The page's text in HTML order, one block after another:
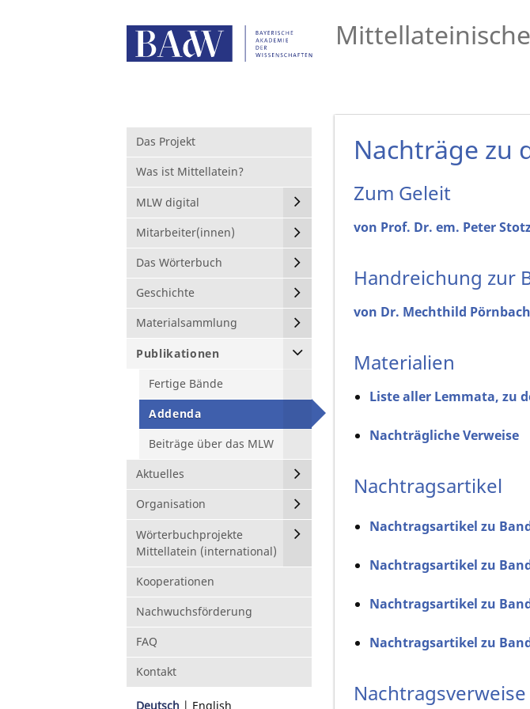
Das Projekt
Was ist Mittellatein?
MLW digital
Mitarbeiter(innen)
Das Wörterbuch
Geschichte
Materialsammlung
Publikationen
Fertige Bände
Addenda
Beiträge über das MLW
Aktuelles
Organisation
Wörterbuchprojekte
Mittellatein (international)
Kooperationen
Nachwuchsförderung
FAQ
Kontakt
Deutsch English
Nachträge zu
Zum Geleit
von Prof. Dr. em. Peter
Handreichung zur
von Dr. Mechthild
Materialien
Liste aller Lemmata, zu
Nachträgliche Verweise
Nachtragsartikel
Nachtragsartikel zu
Nachtragsartikel zu
Nachtragsartikel zu
Nachtragsartikel zu